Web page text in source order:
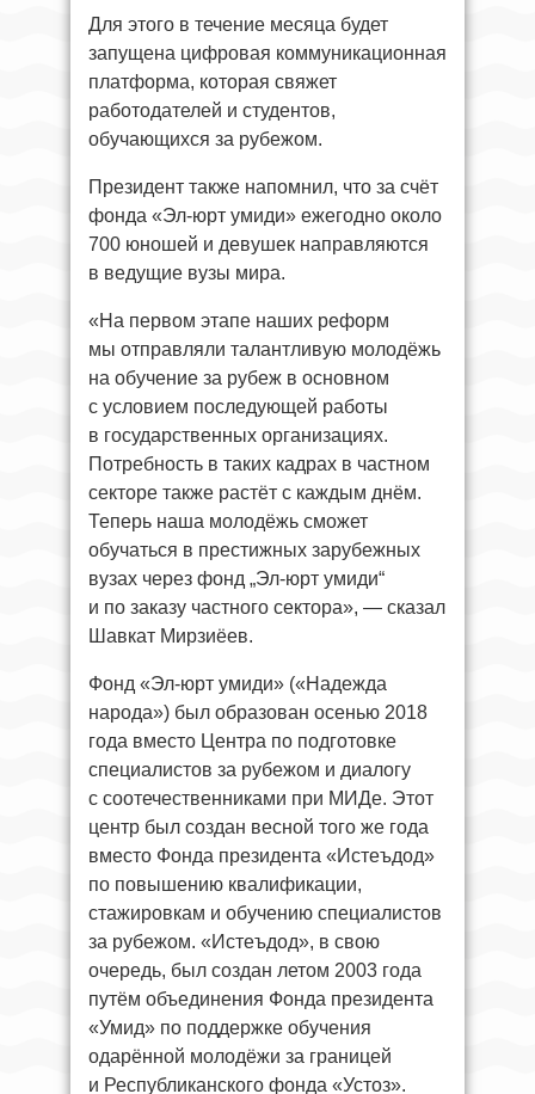
Для этого в течение месяца будет
запущена цифровая коммуникационная
платформа, которая свяжет
работодателей и студентов,
обучающихся за рубежом.
Президент также напомнил, что за счёт
фонда «Эл-юрт умиди» ежегодно около
700 юношей и девушек направляются
в ведущие вузы мира.
«На первом этапе наших реформ
мы отправляли талантливую молодёжь
на обучение за рубеж в основном
с условием последующей работы
в государственных организациях.
Потребность в таких кадрах в частном
секторе также растёт с каждым днём.
Теперь наша молодёжь сможет
обучаться в престижных зарубежных
вузах через фонд „Эл-юрт умиди“
и по заказу частного сектора», — сказал
Шавкат Мирзиёев.
Фонд «Эл-юрт умиди» («Надежда
народа») был образован осенью 2018
года вместо Центра по подготовке
специалистов за рубежом и диалогу
с соотечественниками при МИДе. Этот
центр был создан весной того же года
вместо Фонда президента «Истеъдод»
по повышению квалификации,
стажировкам и обучению специалистов
за рубежом. «Истеъдод», в свою
очередь, был создан летом 2003 года
путём объединения Фонда президента
«Умид» по поддержке обучения
одарённой молодёжи за границей
и Республиканского фонда «Устоз».